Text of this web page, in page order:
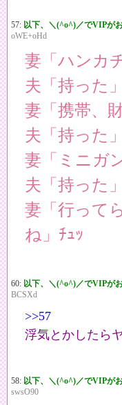
57: 以下、＼(^o^)／でVIPが
oWE+oHd
妻「ハンカ
夫「持った」
妻「携帯、
夫「持った」
妻「ミニガ
夫「持った」
妻「行って
ね」ﾁｭｯ
60: 以下、＼(^o^)／でVIPが
BCSXd
>>57
浮気とかしたら
58: 以下、＼(^o^)／でVIPが
swsO90